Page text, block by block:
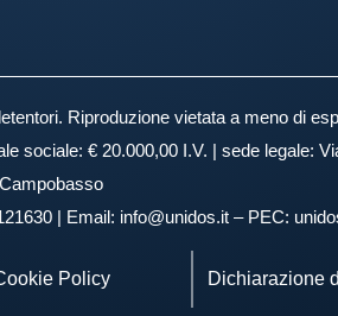
Riproduzione vietata a meno di
sociale: € 20.000,00 I.V. | sede legale:
Campobasso
| Email: info@unidos.it – PEC:
Policy Dichiarazione